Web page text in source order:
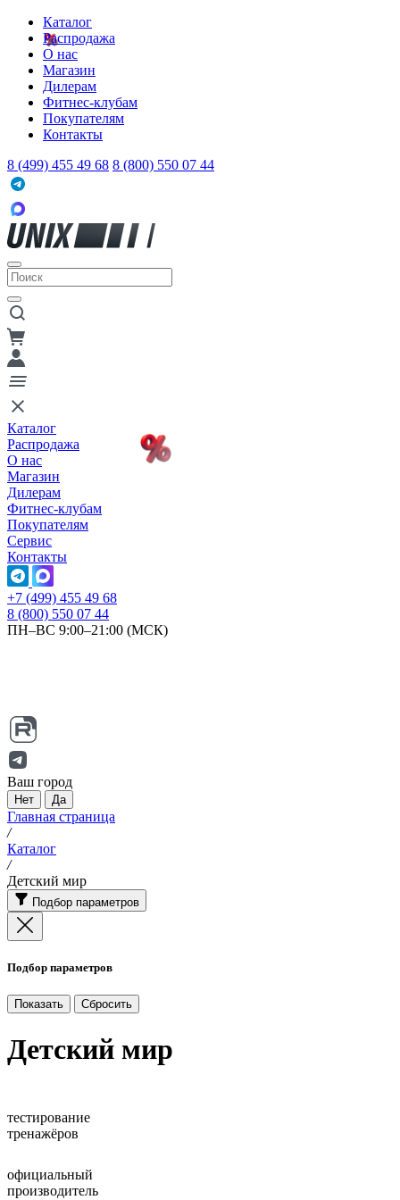
Каталог
Распродажа
О нас
Магазин
Дилерам
Фитнес-клубам
Покупателям
Контакты
8 (499) 455 49 68 8 (800) 550 07 44
Каталог
Распродажа
О нас
Магазин
Дилерам
Фитнес-клубам
Покупателям
Сервис
Контакты
+7 (499) 455 49 68
8 (800) 550 07 44
ПН–ВС 9:00–21:00 (МСК)
Ваш город
Нет Да
Главная страница
/
Каталог
/
Детский мир
Подбор параметров
Подбор параметров
Детский мир
тестирование
тренажёров
официальный
производитель